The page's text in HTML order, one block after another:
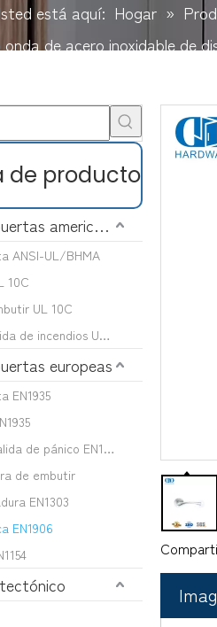
está aquí: Hogar »
de acero inoxidable de
de producto
Herrajes para puertas americanas
ANSI-UL/BHMA
10C
UL 10C
Hardware de salida de incendios UL 10C
europeas
EN1935
Dispositivo de salida de pánico EN1125
de embutir
EN1303
EN1906